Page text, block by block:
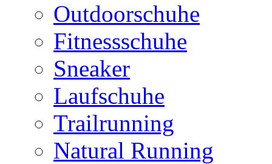
Outdoorschuhe
Fitnessschuhe
Sneaker
Laufschuhe
Trailrunning
Natural Running